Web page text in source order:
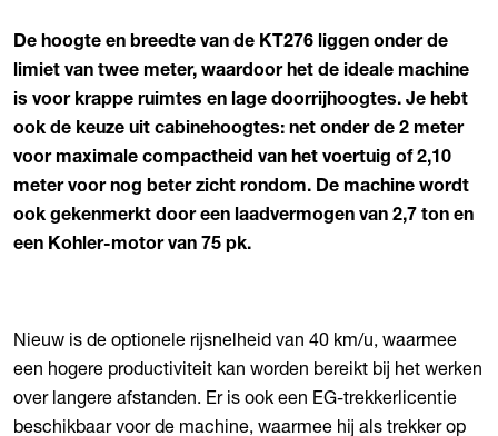
De hoogte en breedte van de KT276 liggen onder de
limiet van twee meter, waardoor het de ideale machine
is voor krappe ruimtes en lage doorrijhoogtes. Je hebt
ook de keuze uit cabinehoogtes: net onder de 2 meter
voor maximale compactheid van het voertuig of 2,10
meter voor nog beter zicht rondom. De machine wordt
ook gekenmerkt door een laadvermogen van 2,7 ton en
een Kohler-motor van 75 pk.
Nieuw is de optionele rijsnelheid van 40 km/u, waarmee
een hogere productiviteit kan worden bereikt bij het werken
over langere afstanden. Er is ook een EG-trekkerlicentie
beschikbaar voor de machine, waarmee hij als trekker op